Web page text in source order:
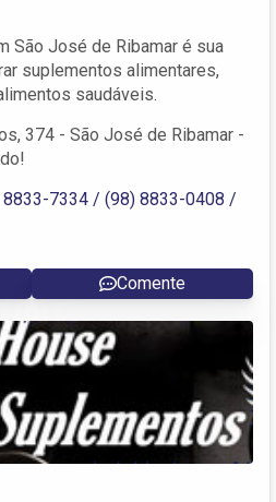
São José de Ribamar é sua
suplementos alimentares,
saudáveis.
374 - São José de Ribamar -
7334 / (98) 8833-0408 /
Comente